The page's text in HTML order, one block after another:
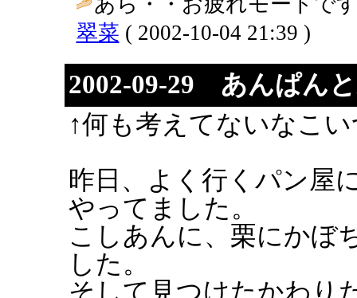
翠菜 ( 2002-10-04 21:39 )
2002-09-29 あんぱん
↑何も考えてないなこ
昨日、よく行くパン屋
やってました。
こしあんに、栗にかぼ
した。
そして見つけたかわり